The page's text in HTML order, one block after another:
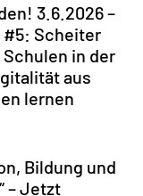
3.6.2026 –
Scheiter
in der
aus
lernen
Bildung und
– Jetzt